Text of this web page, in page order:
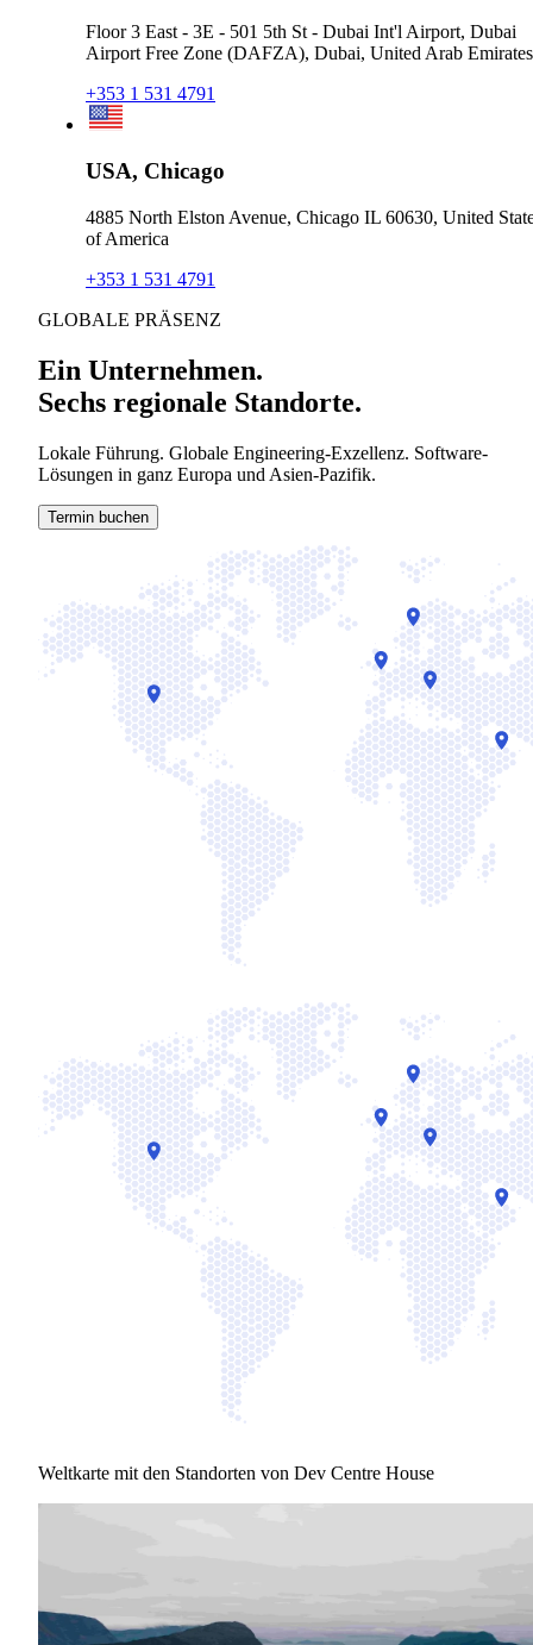
Floor 3 East - 3E - 501 5th St - Dubai Int'l Airport, Dubai
Airport Free Zone (DAFZA), Dubai, United Arab Emirates
+353 1 531 4791
USA, Chicago
4885 North Elston Avenue, Chicago IL 60630, United
of America
+353 1 531 4791
GLOBALE PRÄSENZ
Ein Unternehmen.
Sechs regionale Standorte.
Lokale Führung. Globale Engineering-Exzellenz. Software-
Lösungen in ganz Europa und Asien-Pazifik.
Termin buchen
Weltkarte mit den Standorten von Dev Centre House